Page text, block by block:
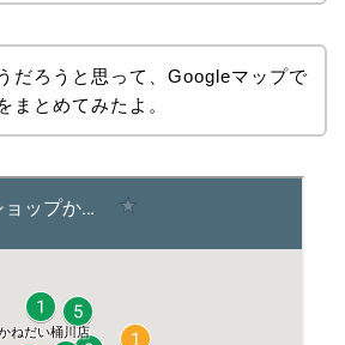
だろうと思って、Googleマップで
まとめてみたよ。